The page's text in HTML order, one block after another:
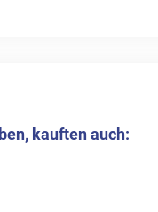
kauften auch: